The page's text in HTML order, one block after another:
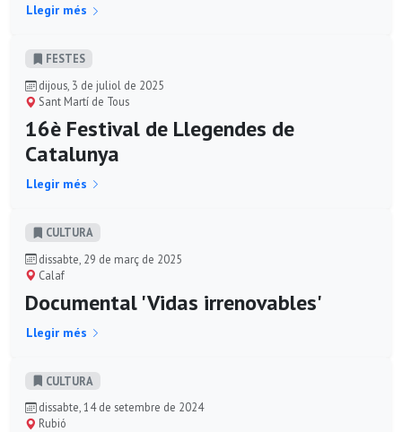
Llegir més
FESTES
dijous, 3 de juliol de 2025
Sant Martí de Tous
16è Festival de Llegendes de
Catalunya
Llegir més
CULTURA
dissabte, 29 de març de 2025
Calaf
Documental 'Vidas irrenovables'
Llegir més
CULTURA
dissabte, 14 de setembre de 2024
Rubió